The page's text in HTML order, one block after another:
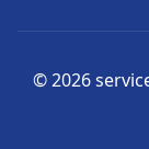
© 2026